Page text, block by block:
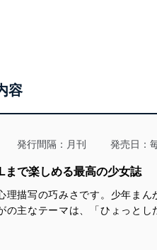
志乃と
試し読み
[突風と
椎名軽穂
容
発行間隔：月刊 発売日：
まで楽しめる最高の少女誌
理描写の巧みさです。少年ま
の主なテーマは、「ひょっとし